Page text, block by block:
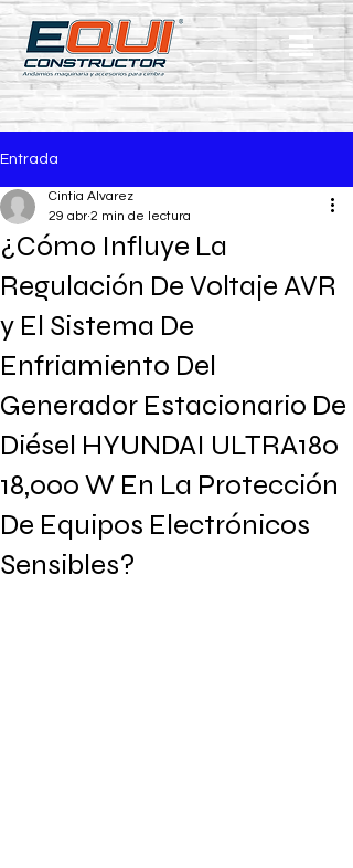
Entrada
¿Cómo Influye La
Regulación De Voltaje AVR
y El Sistema De
Enfriamiento Del
Generador Estacionario De
Diésel HYUNDAI ULTRA180
18,000 W En La Protección
De Equipos Electrónicos
Sensibles?
Cintia Alvarez
29 abr 2 min de lectura